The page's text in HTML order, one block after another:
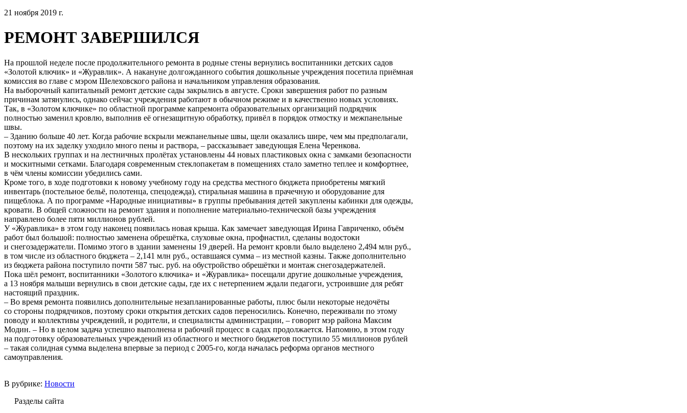
21 ноября 2019 г.
РЕМОНТ ЗАВЕРШИЛСЯ
На прошлой неделе после продолжительного ремонта в родные стены вернулись воспитанники детских садов
«Золотой ключик» и «Журавлик». А накануне долгожданного события дошкольные учреждения посетила приёмная
комиссия во главе с мэром Шелеховского района и начальником управления образования.
На выборочный капитальный ремонт детские сады закрылись в августе. Сроки завершения работ по разным
причинам затянулись, однако сейчас учреждения работают в обычном режиме и в качественно новых условиях.
Так, в «Золотом ключике» по областной программе капремонта образовательных организаций подрядчик
полностью заменил кровлю, выполнив её огнезащитную обработку, привёл в порядок отмостку и межпанельные
швы.
– Зданию больше 40 лет. Когда рабочие вскрыли межпанельные швы, щели оказались шире, чем мы предполагали,
поэтому на их заделку уходило много пены и раствора, – рассказывает заведующая Елена Черенкова.
В нескольких группах и на лестничных пролётах установлены 44 новых пластиковых окна с замками безопасности
и москитными сетками. Благодаря современным стеклопакетам в помещениях стало заметно теплее и комфортнее,
в чём члены комиссии убедились сами.
Кроме того, в ходе подготовки к новому учебному году на средства местного бюджета приобретены мягкий
инвентарь (постельное бельё, полотенца, спецодежда), стиральная машина в прачечную и оборудование для
пищеблока. А по программе «Народные инициативы» в группы пребывания детей закуплены кабинки для одежды,
кровати. В общей сложности на ремонт здания и пополнение материально-технической базы учреждения
направлено более пяти миллионов рублей.
У «Журавлика» в этом году наконец появилась новая крыша. Как замечает заведующая Ирина Гавриченко, объём
работ был большой: полностью заменена обрешётка, слуховые окна, профнастил, сделаны водостоки
и снегозадержатели. Помимо этого в здании заменены 19 дверей. На ремонт кровли было выделено 2,494 млн руб.,
в том числе из областного бюджета – 2,141 млн руб., оставшаяся сумма – из местной казны. Также дополнительно
из бюджета района поступило почти 587 тыс. руб. на обустройство обрешётки и монтаж снегозадержателей.
Пока шёл ремонт, воспитанники «Золотого ключика» и «Журавлика» посещали другие дошкольные учреждения,
а 13 ноября малыши вернулись в свои детские сады, где их с нетерпением ждали педагоги, устроившие для ребят
настоящий праздник.
– Во время ремонта появились дополнительные незапланированные работы, плюс были некоторые недочёты
со стороны подрядчиков, поэтому сроки открытия детских садов переносились. Конечно, переживали по этому
поводу и коллективы учреждений, и родители, и специалисты администрации, – говорит мэр района Максим
Модин. – Но в целом задача успешно выполнена и рабочий процесс в садах продолжается. Напомню, в этом году
на подготовку образовательных учреждений из областного и местного бюджетов поступило 55 миллионов рублей
– такая солидная сумма выделена впервые за период с 2005-го, когда началась реформа органов местного
самоуправления.
В рубрике: Новости
Разделы сайта